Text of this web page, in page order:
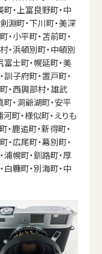
町・上富良野町・中
淵町・下川町・美深
・小平町・苫前町・
・浜頓別町・中頓別
富士町・幌延町・美
訓子府町・置戸町・
・西興部村・雄武
町・洞爺湖町・安平
町・様似町・えりも
・鹿追町・新得町・
・広尾町・幕別町・
浦幌町・釧路町・厚
白糠町・別海町・中